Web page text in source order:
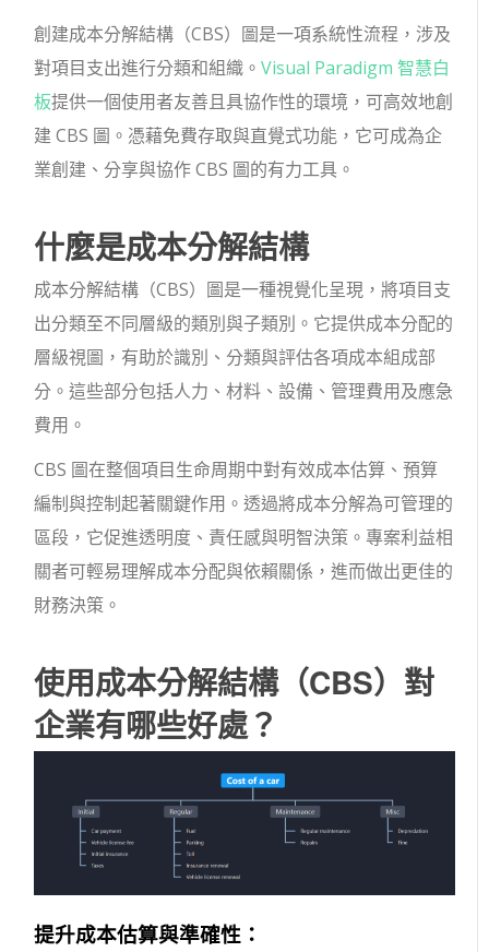
創建成本分解結構（CBS）圖是一項系統性流程，涉及
對項目支出進行分類和組織。Visual Paradigm 智慧白
板提供一個使用者友善且具協作性的環境，可高效地創
建 CBS 圖。憑藉免費存取與直覺式功能，它可成為企
業創建、分享與協作 CBS 圖的有力工具。
什麼是成本分解結構
成本分解結構（CBS）圖是一種視覺化呈現，將項目支
出分類至不同層級的類別與子類別。它提供成本分配的
層級視圖，有助於識別、分類與評估各項成本組成部
分。這些部分包括人力、材料、設備、管理費用及應急
費用。
CBS 圖在整個項目生命周期中對有效成本估算、預算
編制與控制起著關鍵作用。透過將成本分解為可管理的
區段，它促進透明度、責任感與明智決策。專案利益相
關者可輕易理解成本分配與依賴關係，進而做出更佳的
財務決策。
使用成本分解結構（CBS）對
企業有哪些好處？
提升成本估算與準確性：